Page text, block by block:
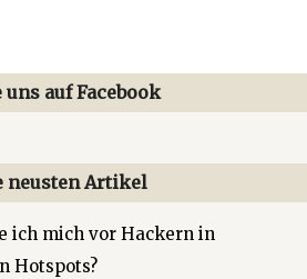
uns auf Facebook
neusten Artikel
ich mich vor Hackern in
Hotspots?